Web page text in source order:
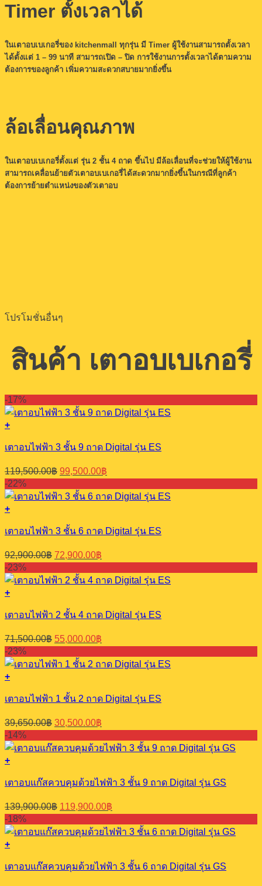
Timer ตั้งเวลาได้
ในเตาอบเบเกอรี่ของ kitchenmall ทุกรุ่น มี Timer ผู้ใช้งานสามารถตั้งเวลา
ได้ตั้งแต่ 1 – 99 นาที สามารถเปิด – ปิด การใช้งานการตั้งเวลาได้ตามความ
ต้องการของลูกค้า เพิ่มความสะดวกสบายมากยิ่งขึ้น
ล้อเลื่อนคุณภาพ
ในเตาอบเบเกอรี่ตั้งแต่ รุ่น 2 ชั้น 4 ถาด ขึ้นไป มีล้อเลื่อนที่จะช่วยให้ผู้ใช้งาน
สามารถเคลื่อนย้ายตัวเตาอบเบเกอรี่ได้สะดวกมากยิ่งขึ้นในกรณีที่ลูกค้า
ต้องการย้ายตำแหน่งของตัวเตาอบ
โปรโมชั่นอื่นๆ
สินค้า เตาอบเบเกอรี่
-17%
+
เตาอบไฟฟ้า 3 ชั้น 9 ถาด Digital รุ่น ES
119,500.00฿ Original
price
was:
119,500.00฿.
99,500.00฿
price
is:
99,500.00฿.
-22%
+
เตาอบไฟฟ้า 3 ชั้น 6 ถาด Digital รุ่น ES
92,900.00฿ Original
price
was:
92,900.00฿.
72,900.00฿
price
is:
72,900.00฿.
-23%
+
เตาอบไฟฟ้า 2 ชั้น 4 ถาด Digital รุ่น ES
71,500.00฿ Original
price
was:
71,500.00฿.
55,000.00฿
price
is:
55,000.00฿.
-23%
+
เตาอบไฟฟ้า 1 ชั้น 2 ถาด Digital รุ่น ES
39,650.00฿ Original
price
was:
39,650.00฿.
30,500.00฿
price
is:
30,500.00฿.
-14%
+
เตาอบแก๊สควบคุมด้วยไฟฟ้า 3 ชั้น 9 ถาด Digital รุ่น GS
139,900.00฿ Original
price
was:
139,900.00฿.
119,900.00฿
price
is:
119,900.00฿.
-18%
+
เตาอบแก๊สควบคุมด้วยไฟฟ้า 3 ชั้น 6 ถาด Digital รุ่น GS